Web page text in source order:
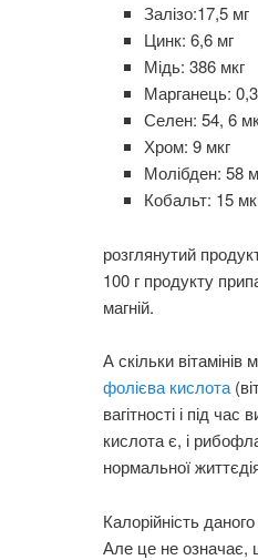
Залізо:17,5 мг
Цинк: 6,6 мг
Мідь: 386 мкг
Марганець:
Селен: 54, 6
Хром: 9 мкг
Молібден: 58
Кобальт: 15
розглянутий
100 г продукту
магній.
А скільки
фолієва кислота
вагітності і під
кислота є, і
нормальної
Калорійність
Але це не означає,